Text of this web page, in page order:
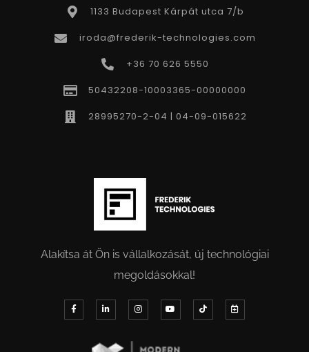
1133 Budapest Kárpát utca 7/b
iroda@frederik-technologies.com
+36 70 626 5550
50432208-10003365-00000000
28995270-2-04 | 04-09-015622
Alakítsa át Ön is vállalkozását, új technológiai
megoldásokkal!